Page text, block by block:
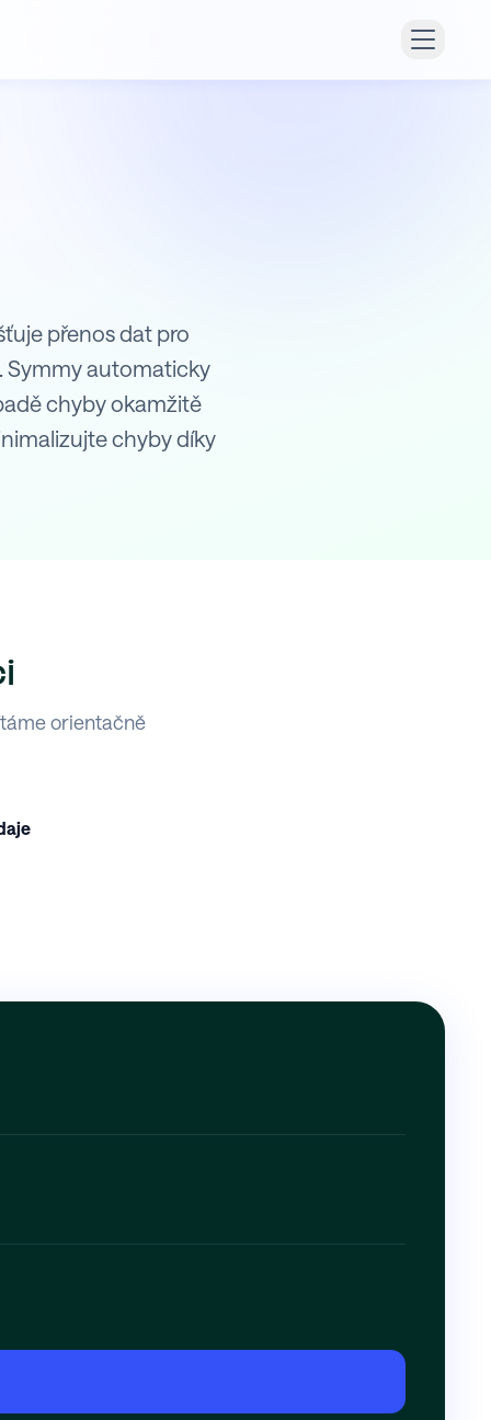
přenos dat pro
Symmy automaticky
chyby okamžitě
chyby díky
orientačně